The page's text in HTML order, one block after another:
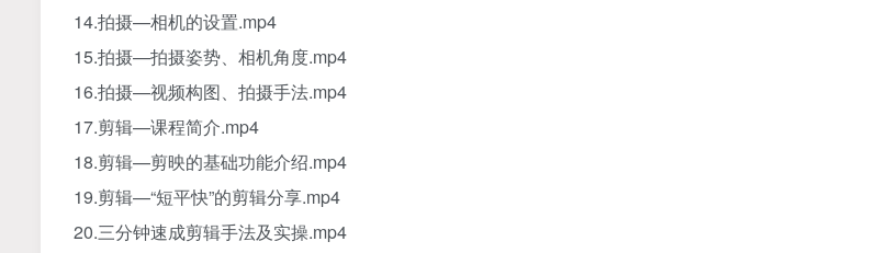
14.拍摄—相机的设置.mp4
15.拍摄—拍摄姿势、相机角度.mp4
16.拍摄—视频构图、拍摄手法.mp4
17.剪辑—课程简介.mp4
18.剪辑—剪映的基础功能介绍.mp4
19.剪辑—“短平快”的剪辑分享.mp4
20.三分钟速成剪辑手法及实操.mp4